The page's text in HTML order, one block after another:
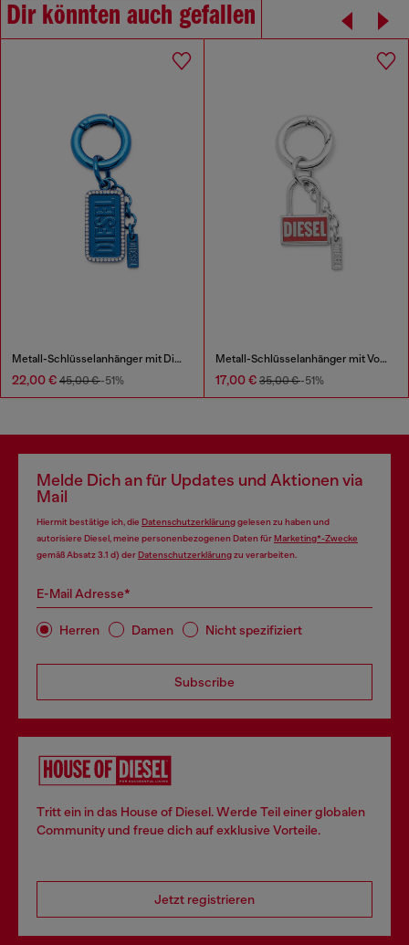
Dir könnten auch gefallen
Metall-Schlüsselanhänger mit Diesel-Logo und Strasssteinen
22,00 € 45,00 €-51%
Metall-Schlüsselanhänger mit Vorhängeschloss-Design
17,00 € 35,00 €-51%
Melde Dich an für Updates und Aktionen via
Mail
Hiermit bestätige ich, die Datenschutzerklärunggelesen zu haben und
autorisiere Diesel, meine personenbezogenen Daten fürMarketing*-Zwecke
gemäß Absatz 3.1 d) derDatenschutzerklärungzu verarbeiten.
E-Mail Adresse*
Herren Damen Nicht spezifiziert
Subscribe
Tritt ein in das House of Diesel. Werde Teil einer globalen
Community und freue dich auf exklusive Vorteile.
Jetzt registrieren